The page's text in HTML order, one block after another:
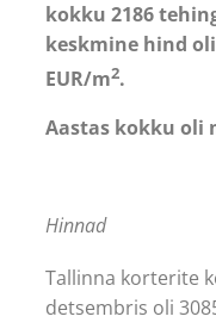
kokku 2186
keskmine hind
EUR/m2.
Aastas kokku oli
Hinnad
Tallinna korterite
detsembris oli